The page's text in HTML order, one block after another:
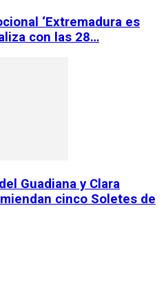
‘Extremadura es
con las 28…
Guadiana y Clara
cinco Soletes de